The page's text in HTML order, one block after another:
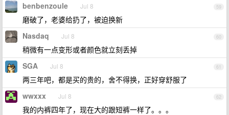
59
benbenzoule Jul 8
磨破了，老婆给扔了，被迫换新
60
Nasdaq Jul 8
稍微有一点变形或者颜色就立刻丢掉
61
SGA Jul 8
两三年吧，都是买的贵的，舍不得换，正好穿舒服了
62
wwxxx Jul 8
我的内裤四年了，现在大的跟短裤一样了。。。